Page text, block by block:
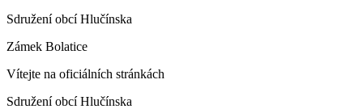
Sdružení obcí Hlučínska
Zámek Bolatice
Vítejte na oficiálních stránkách
Sdružení obcí Hlučínska